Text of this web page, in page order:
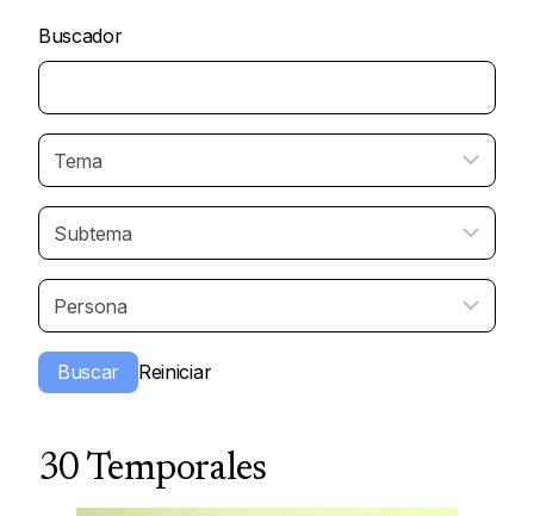
Buscador
30 Temporales